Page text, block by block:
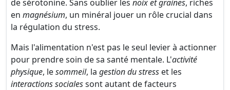
de sérotonine. Sans oublier les noix et graines, riches
en magnésium, un minéral jouer un rôle crucial dans
la régulation du stress.
Mais l'alimentation n'est pas le seul levier à actionner
pour prendre soin de sa santé mentale. L'activité
physique, lesommeil, la gestion du stress et les
interactions socialessont autant de facteurs